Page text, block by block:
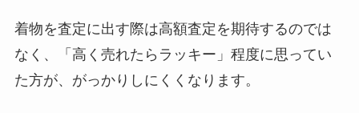
着物を査定に出す際は高額査定を期待するのでは
なく、「高く売れたらラッキー」程度に思ってい
た方が、がっかりしにくくなります。